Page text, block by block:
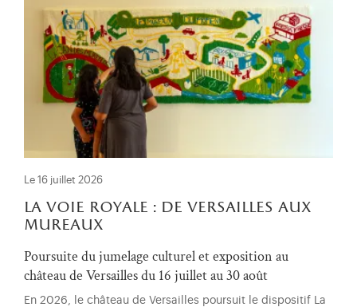
Le 16 juillet 2026
la voie royale : de versailles aux
mureaux
Poursuite du jumelage culturel et exposition au
château de Versailles du 16 juillet au 30 août
En 2026, le château de Versailles poursuit le dispositif La